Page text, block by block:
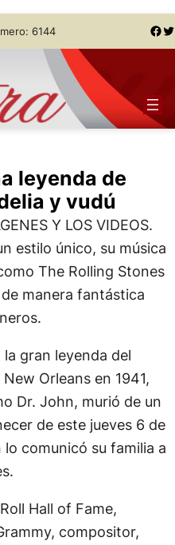
6144 Facebook Twitter
leyenda de
y vudú
Y LOS VIDEOS.
estilo único, su música
The Rolling Stones
manera fantástica
gran leyenda del
Orleans en 1941,
Dr. John, murió de un
de este jueves 6 de
lo comunicó su familia a
Hall of Fame,
compositor,